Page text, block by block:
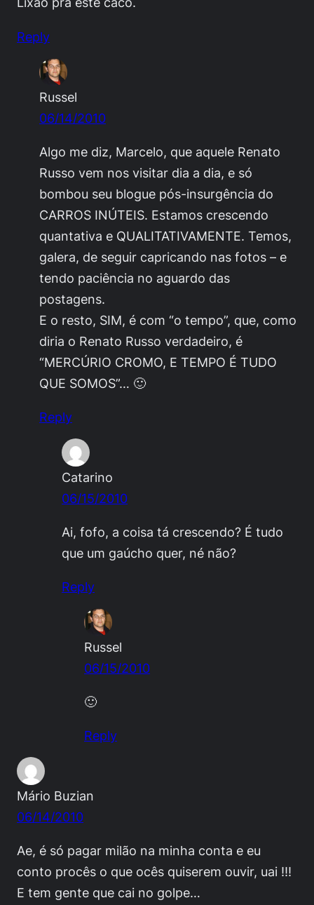
Reply
Russel
06/14/2010
Algo me diz, Marcelo, que aquele Renato
Russo vem nos visitar dia a dia, e só
bombou seu blogue pós-insurgência do
CARROS INÚTEIS. Estamos crescendo
quantativa e QUALITATIVAMENTE. Temos,
galera, de seguir capricando nas fotos – e
tendo paciência no aguardo das
postagens.
E o resto, SIM, é com “o tempo”, que, como
diria o Renato Russo verdadeiro, é
“MERCÚRIO CROMO, E TEMPO É TUDO
QUE SOMOS”… 🙂
Reply
Catarino
06/15/2010
Ai, fofo, a coisa tá crescendo? É tudo
que um gaúcho quer, né não?
Reply
Russel
06/15/2010
🙂
Reply
Mário Buzian
06/14/2010
Ae, é só pagar milão na minha conta e eu
conto procês o que ocês quiserem ouvir, uai !!!
E tem gente que cai no golpe…